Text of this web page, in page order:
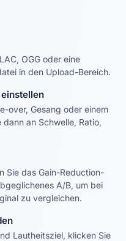
OGG oder eine
in den Upload-Bereich.
over, Gesang oder einem
an Schwelle, Ratio,
Sie das Gain-Reduction-
A/B, um bei
zu vergleichen.
Lautheitsziel, klicken Sie